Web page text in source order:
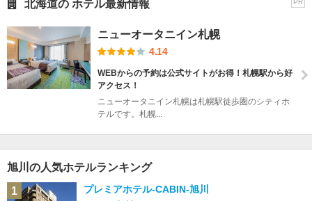
PR
北海道の ホテル最新情報
ニューオータニイン札幌
4.14
WEBからの予約は公式サイトがお得！札幌駅から好
アクセス！
ニューオータニイン札幌は札幌駅徒歩圏のシティホ
テルです。札幌...
旭川の人気ホテルランキング
1
プレミアホテル-CABIN-旭川